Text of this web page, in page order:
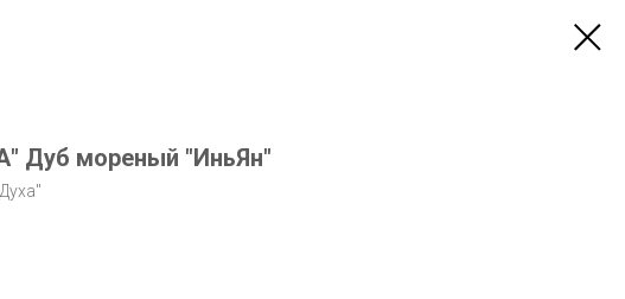
Дуб мореный "ИньЯн"